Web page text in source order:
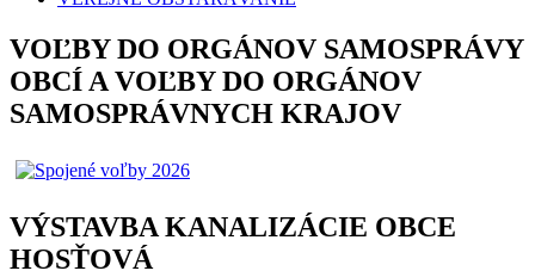
VOĽBY DO ORGÁNOV SAMOSPRÁVY
OBCÍ A VOĽBY DO ORGÁNOV
SAMOSPRÁVNYCH KRAJOV
VÝSTAVBA KANALIZÁCIE OBCE
HOSŤOVÁ